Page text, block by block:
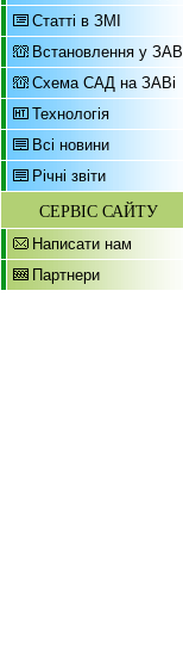
Статті в ЗМІ
Встановлення у ЗАВ
Схема САД на ЗАВі
Технологія
Всі новини
Річні звіти
СЕРВІС САЙТУ
Написати нам
Партнери